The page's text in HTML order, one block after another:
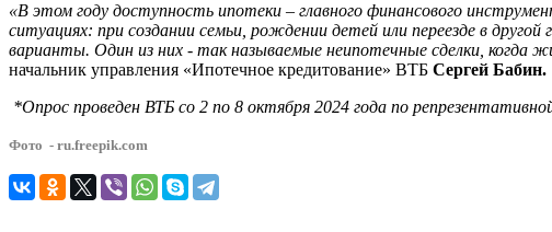
«В этом году доступность ипотеки – главного финансового
ситуациях: при создании семьи, рождении детей или переезде в
варианты. Один из них - так называемые неипотечные сделки, когда
начальник управления «Ипотечное кредитование» ВТБ Сергей Бабин.
*Опрос проведен ВТБ со 2 по 8 октября 2024 года по
Фото - ru.freepik.com